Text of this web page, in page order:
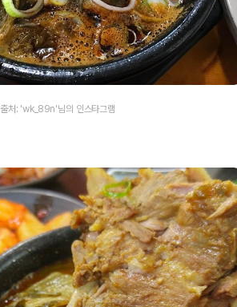
출처: 'wk_89n'님의 인스타그램